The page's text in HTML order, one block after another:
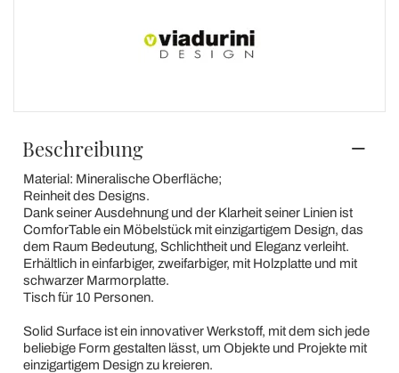
Beschreibung
Material: Mineralische Oberfläche;
Reinheit des Designs.
Dank seiner Ausdehnung und der Klarheit seiner Linien ist
ComforTable ein Möbelstück mit einzigartigem Design, das
dem Raum Bedeutung, Schlichtheit und Eleganz verleiht.
Erhältlich in einfarbiger, zweifarbiger, mit Holzplatte und mit
schwarzer Marmorplatte.
Tisch für 10 Personen.
Solid Surface ist ein innovativer Werkstoff, mit dem sich jede
beliebige Form gestalten lässt, um Objekte und Projekte mit
einzigartigem Design zu kreieren.